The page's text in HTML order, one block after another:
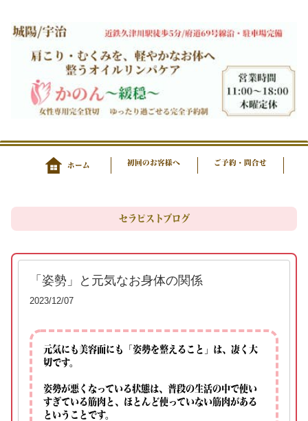
ホーム 初回のお客様へ ご予約・問合せ
セラピストブログ
「姿勢」と元気なお身体の関係
2023/12/07
元気にも美容面にも「姿勢を整えること」は、凄く大
切です。
姿勢が悪くなっている状態は、普段の生活の中で使い
すぎている筋肉と、ほとんど使っていない筋肉がある
ということです。